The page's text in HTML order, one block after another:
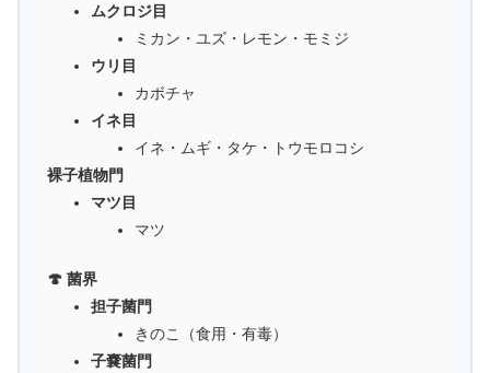
ムクロジ目
ミカン・ユズ・レモン・モミジ
ウリ目
カボチャ
イネ目
イネ・ムギ・タケ・トウモロコシ
裸子植物門
マツ目
マツ
🍄 菌界
担子菌門
きのこ（食用・有毒）
子嚢菌門